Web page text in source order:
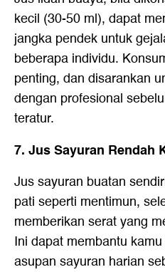
kecil (30-50 ml), dapat
jangka pendek untuk
beberapa individu.
penting, dan disarankan
dengan profesional
teratur.
7. Jus Sayuran Rendah
Jus sayuran buatan
pati seperti mentimun,
memberikan serat yang
Ini dapat membantu
asupan sayuran harian